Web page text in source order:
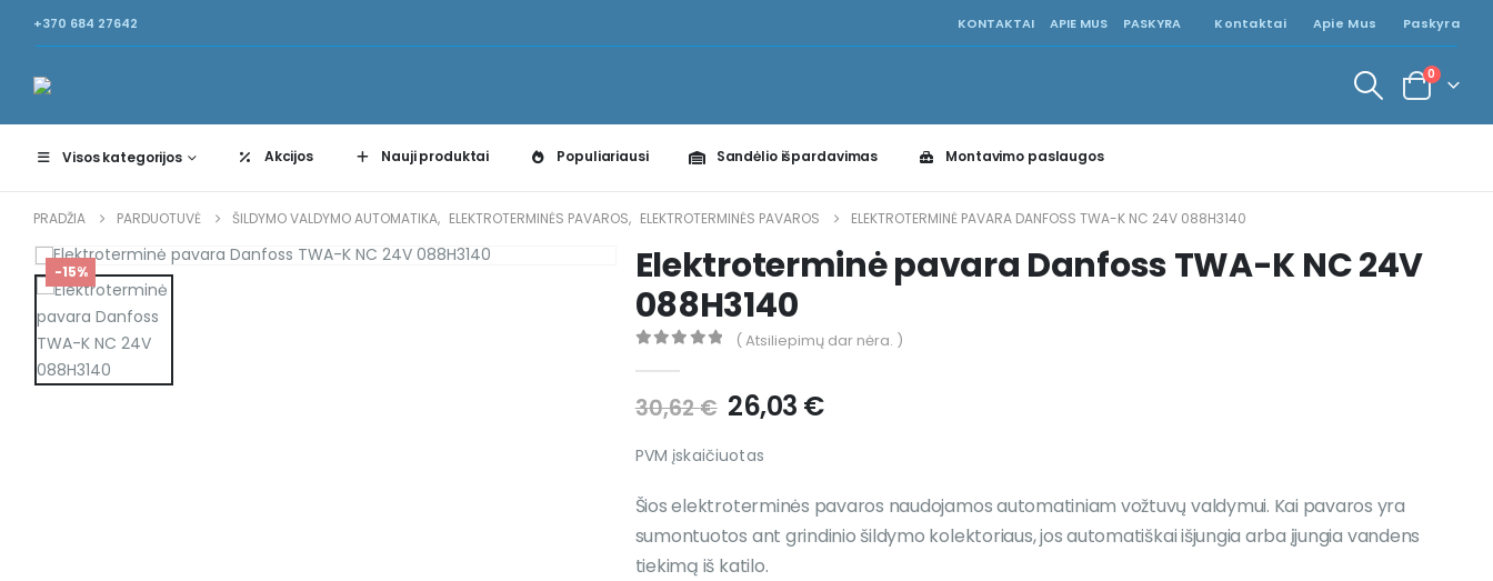
+370 684 27642 KONTAKTAI APIE MUS PASKYRA Kontaktai Apie Mus Paskyra
0
Visos kategorijos Akcijos Nauji produktai Populiariausi Sandėlio išpardavimas Montavimo paslaugos
PRADŽIA PARDUOTUVĖ ŠILDYMO VALDYMO AUTOMATIKA, ELEKTROTERMINĖS PAVAROS, ELEKTROTERMINĖS PAVAROS ELEKTROTERMINĖ PAVARA DANFOSS TWA-K NC 24V 088H3140
-15%
Elektroterminė pavara Danfoss TWA-K NC 24V
088H3140
( Atsiliepimų dar nėra. )
30,62€ 26,03 €
PVM įskaičiuotas
Šios elektroterminės pavaros naudojamos automatiniam vožtuvų valdymui. Kai pavaros yra
sumontuotos ant grindinio šildymo kolektoriaus, jos automatiškai išjungia arba įjungia vandens
tiekimą iš katilo.